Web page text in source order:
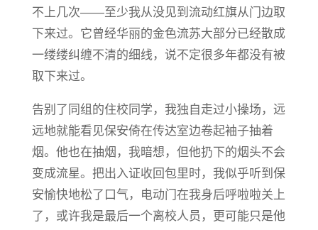
不上几次——至少我从没见到流动红旗从门边取
下来过。它曾经华丽的金色流苏大部分已经散成
一缕缕纠缠不清的细线，说不定很多年都没有被
取下来过。
告别了同组的住校同学，我独自走过小操场，远
远地就能看见保安倚在传达室边卷起袖子抽着
烟。他也在抽烟，我暗想，但他扔下的烟头不会
变成流星。把出入证收回包里时，我似乎听到保
安愉快地松了口气，电动门在我身后呼啦啦关上
了，或许我是最后一个离校人员，更可能只是他